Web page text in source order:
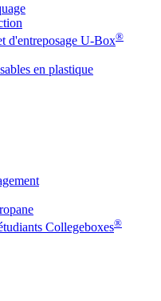
d'entreposage U-Box®
en plastique
Collegeboxes®